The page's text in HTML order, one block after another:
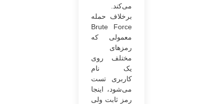
می‌کند.
برخلاف حمله
Brute Force
معمولی که
رمزهای
مختلف روی
یک نام
کاربری تست
می‌شود، اینجا
رمز ثابت ولی